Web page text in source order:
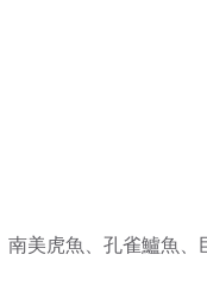
美虎魚、孔雀鱸魚